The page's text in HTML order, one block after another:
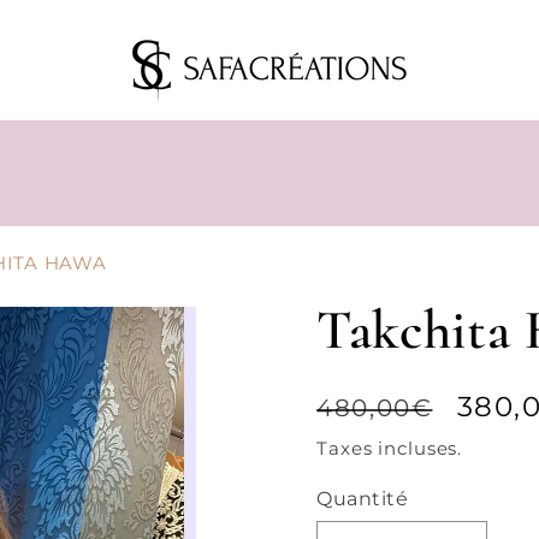
HAWA
Takchita
Prix
habituel
480,00€
Prix
Taxes incluses.
Quantité